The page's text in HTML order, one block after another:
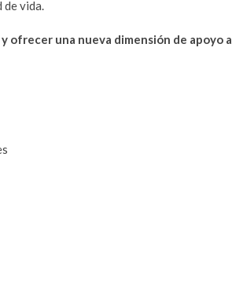
de vida.
ofrecer una nueva dimensión de apoyo a